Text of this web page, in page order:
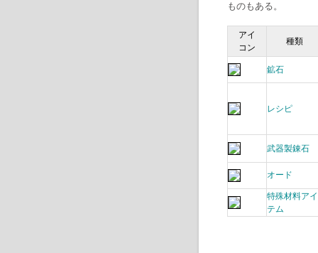
ものもある。
アイ
コン
種類
鉱石
レシピ
武器製錬石
オード
特殊材料アイ
テム